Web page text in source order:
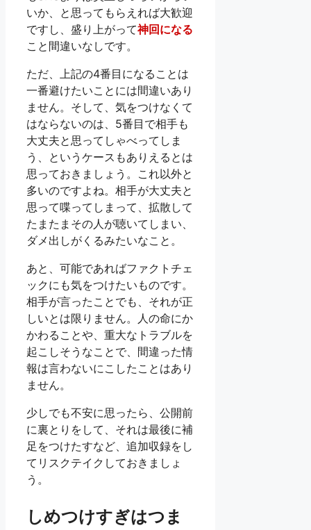
いか、と思ってもらえれば大歓迎
ですし、盛り上がって神回になる
こと間違いなしです。
ただ、上記の4番目になることは
一番避けたいことには間違いあり
ません。そして、気をつけなくて
はならないのは、5番目で相手も
大丈夫と思ってしゃべってしま
う、というケースもありえるとは
思っておきましょう。これ以外と
多いのですよね。相手が大丈夫と
思って喋ってしまって、拡散して
たまたまその人が聴いてしまい、
ダメ出しがくるみたいなこと。
あと、可能であればファクトチェ
ックにも気をつけたいものです。
相手が言ったことでも、それが正
しいとは限りません。人の命にか
かわることや、重大なトラブルを
起こしそうなことで、間違った情
報は言わないにこしたことはあり
ません。
少しでも不安に思ったら、公開前
に裏とりをして、それは最後に補
足をつけたすなど、追加収録をし
てリスクテイクしておきましょ
う。
しめつけすぎはつま